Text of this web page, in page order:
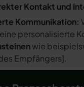
Kontakt und
Kommunikation:
personalisierte
wie
Empfängers].